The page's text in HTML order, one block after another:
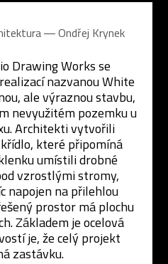
―Ondřej Krynek
Drawing Works se
nazvanou White
ale výraznou stavbu,
nevyužitém pozemku u
Architekti vytvořili
které připomíná
umístili drobné
vzrostlými stromy,
napojen na přilehlou
prostor má plochu
Základem je ocelová
je, že celý projekt
zastávku.